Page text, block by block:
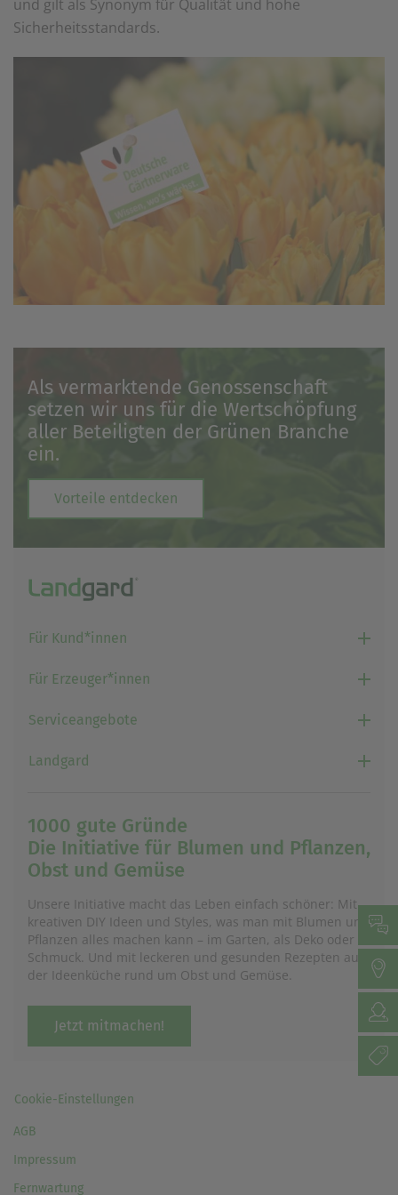
einem erneuten Besuch der Seite schnell wieder zur
Verfügung stellen.
Marketing
Wir verwenden Cookies für Personalisierung, um Ihnen
können wir Ihnen beispielweise Angebote präsentieren,
die genau auf Ihr bisheriges Suchverhalten
zugeschnitten sind.
und gilt als Synonym für Qualität und hohe
Sicherheitsstandards.
Als vermarktende Genossenschaft
setzen wir uns für die Wertschöpfung
aller Beteiligten der Grünen Branche
ein.
Vorteile entdecken
Für Kund*innen
Für Erzeuger*innen
Serviceangebote
Landgard
1000 gute Gründe
Die Initiative für Blumen und Pflanzen,
Obst und Gemüse
Unsere Initiative macht das Leben einfach schöner: Mit
kreativen DIY Ideen und Styles, was man mit Blumen und
Pflanzen alles machen kann – im Garten, als Deko oder
Schmuck. Und mit leckeren und gesunden Rezepten aus
der Ideenküche rund um Obst und Gemüse.
Jetzt mitmachen!
Cookie-Einstellungen
AGB
Impressum
Fernwartung